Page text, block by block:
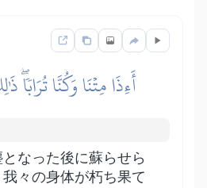
أَءِذَا مِتۡنَا وَكُنَّا
となった後に蘇らせら
々の身体が朽ち果て